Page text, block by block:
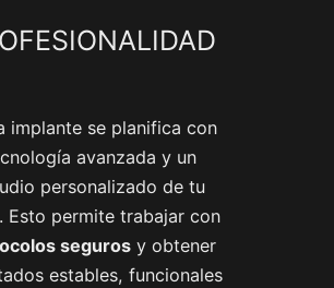
implante se planifica con
avanzada y un
personalizado de tu
Esto permite trabajar con
seguros y obtener
estables, funcionales